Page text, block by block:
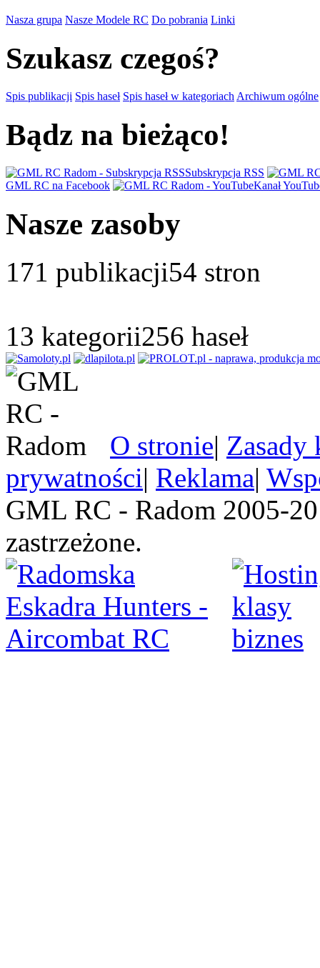
Nasza grupa Nasze Modele RC Do pobrania Linki
Szukasz czegoś?
Spis publikacji Spis haseł Spis haseł w kategoriach Archiwum ogólne
Bądz na bieżąco!
Subskrypcja RSS
GML RC na Facebook
Kanał
Nasze zasoby
171 publikacji54 stron
13 kategorii256 haseł
O stronie| Zasady
prywatności| Reklama|
GML RC - Radom 2005-
zastrzeżone.